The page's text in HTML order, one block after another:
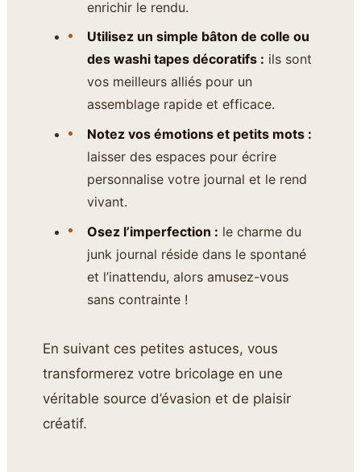
enrichir le rendu.
Utilisez un simple bâton de colle ou
des washi tapes décoratifs : ils sont
vos meilleurs alliés pour un
assemblage rapide et efficace.
Notez vos émotions et petits mots :
laisser des espaces pour écrire
personnalise votre journal et le rend
vivant.
Osez l’imperfection : le charme du
junk journal réside dans le spontané
et l’inattendu, alors amusez-vous
sans contrainte !
En suivant ces petites astuces, vous
transformerez votre bricolage en une
véritable source d’évasion et de plaisir
créatif.